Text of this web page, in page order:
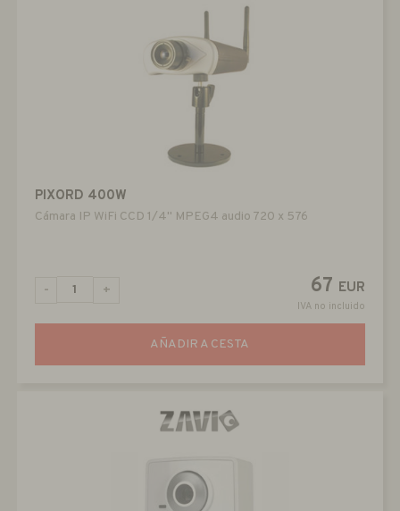
PIXORD 400W
Cámara IP WiFi CCD 1/4" MPEG4 audio 720 x 576
67 EUR
IVA no incluido
- +
AÑADIR A CESTA